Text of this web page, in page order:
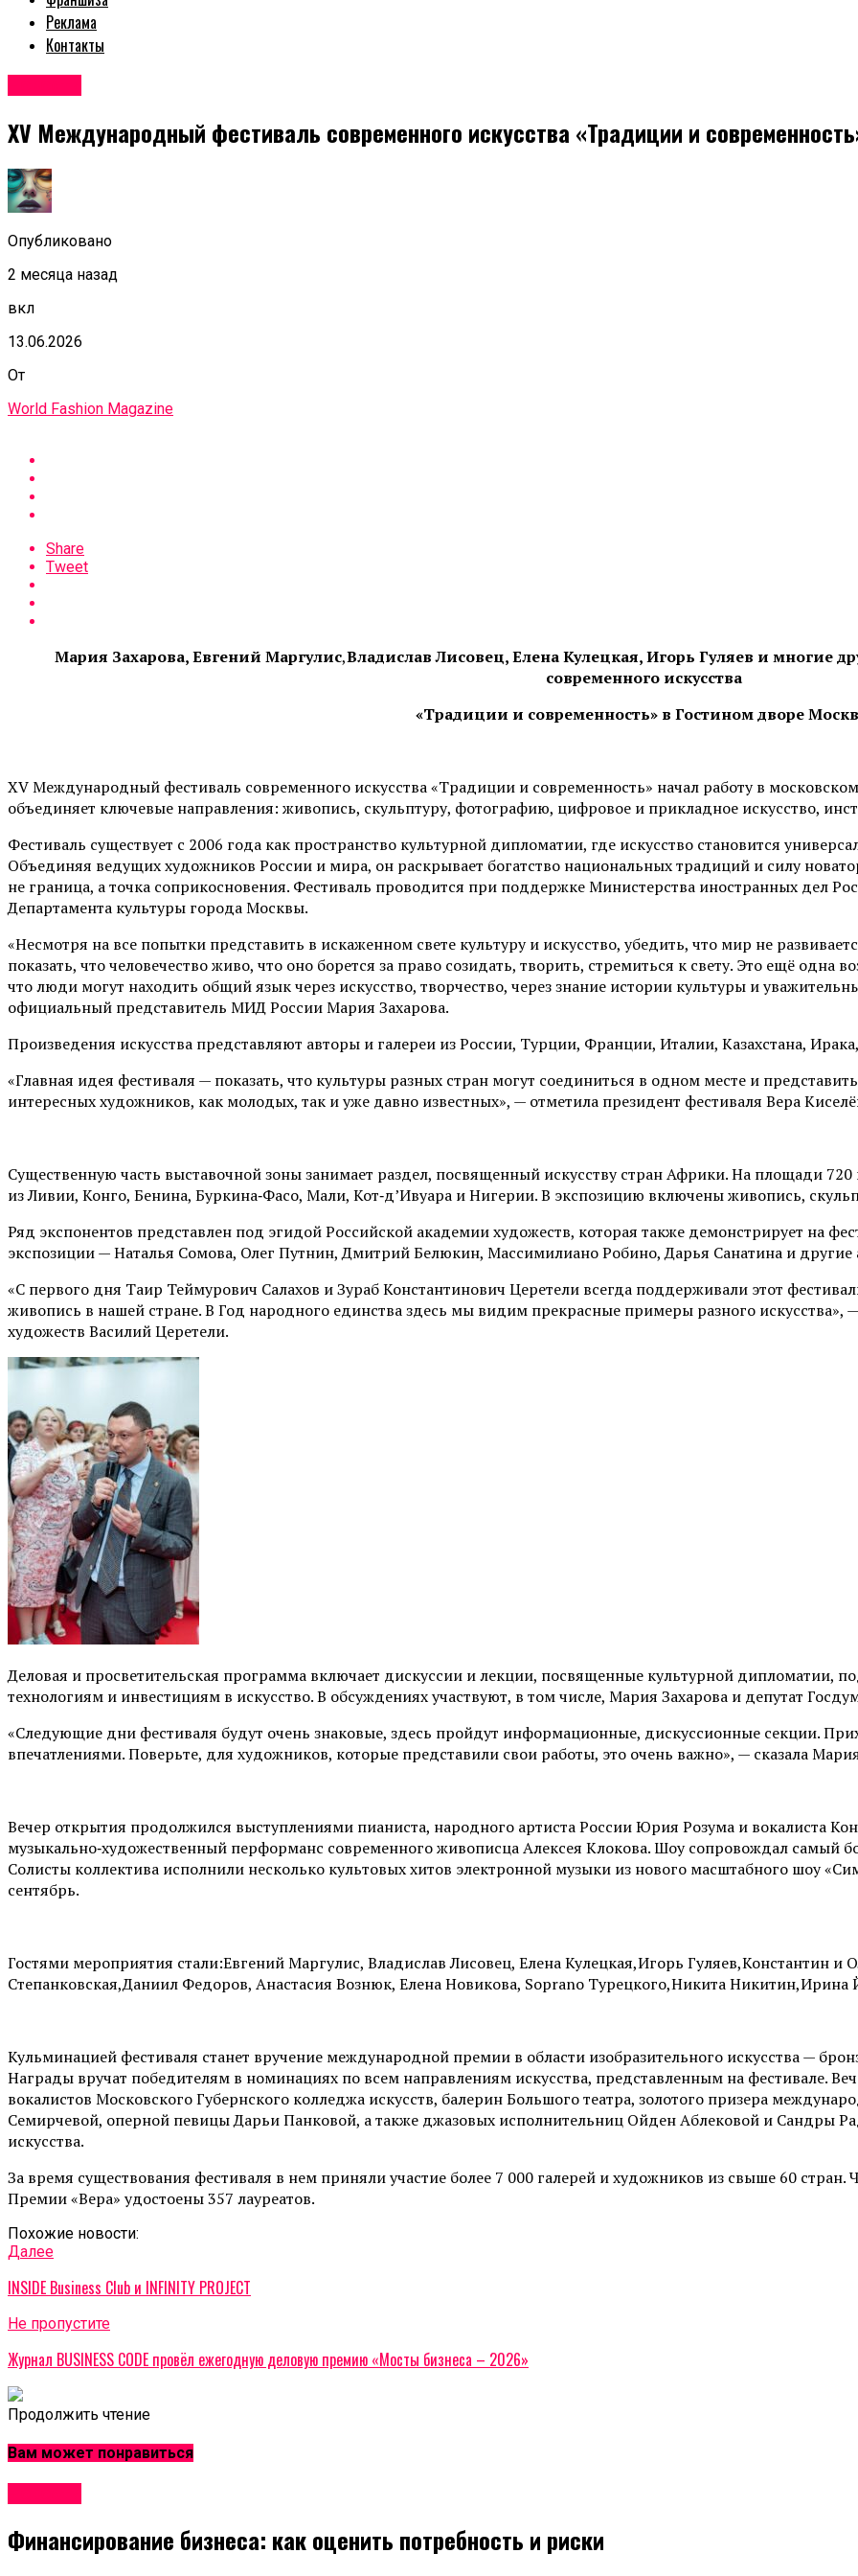
Реклама
Контакты
XV Международный фестиваль современного искусства «Традиции и
Опубликовано
2 месяца назад
вкл
13.06.2026
От
World Fashion Magazine
Share
Tweet
Мария Захарова, Евгений Маргулис,Владислав Лисовец, Елена Кулецкая, Игорь Гуляев и многие
современного искусства
«Традиции и современность» в Гостином дворе
XV Международный фестиваль современного искусства «Традиции и современность» начал работу в
объединяет ключевые направления: живопись, скульптуру, фотографию, цифровое и прикладное искусство,
Фестиваль существует с 2006 года как пространство культурной дипломатии, где искусство становится
Объединяя ведущих художников России и мира, он раскрывает богатство национальных традиций и силу
не граница, а точка соприкосновения. Фестиваль проводится при поддержке Министерства иностранных дел
Департамента культуры города Москвы.
«Несмотря на все попытки представить в искаженном свете культуру и искусство, убедить, что мир не
показать, что человечество живо, что оно борется за право созидать, творить, стремиться к свету. Это ещё одна
что люди могут находить общий язык через искусство, творчество, через знание истории культуры и
официальный представитель МИД России Мария Захарова.
Произведения искусства представляют авторы и галереи из России, Турции, Франции, Италии, Казахстана,
«Главная идея фестиваля — показать, что культуры разных стран могут соединиться в одном месте и
интересных художников, как молодых, так и уже давно известных», — отметила президент фестиваля Вера
Существенную часть выставочной зоны занимает раздел, посвященный искусству стран Африки. На площади
из Ливии, Конго, Бенина, Буркина‑Фасо, Мали, Кот‑д’Ивуара и Нигерии. В экспозицию включены живопись,
Ряд экспонентов представлен под эгидой Российской академии художеств, которая также демонстрирует на
экспозиции — Наталья Сомова, Олег Путнин, Дмитрий Белюкин, Массимилиано Робино, Дарья Санатина и другие
«С первого дня Таир Теймурович Салахов и Зураб Константинович Церетели всегда поддерживали этот
живопись в нашей стране. В Год народного единства здесь мы видим прекрасные примеры разного искусства»,
художеств Василий Церетели.
Деловая и просветительская программа включает дискуссии и лекции, посвященные культурной дипломатии,
технологиям и инвестициям в искусство. В обсуждениях участвуют, в том числе, Мария Захарова и депутат
«Следующие дни фестиваля будут очень знаковые, здесь пройдут информационные, дискуссионные секции.
впечатлениями. Поверьте, для художников, которые представили свои работы, это очень важно», — сказала
Вечер открытия продолжился выступлениями пианиста, народного артиста России Юрия Розума и вокалиста
музыкально‑художественный перформанс современного живописца Алексея Клокова. Шоу сопровождал самый
Солисты коллектива исполнили несколько культовых хитов электронной музыки из нового масштабного шоу
сентябрь.
Гостями мероприятия стали:Евгений Маргулис, Владислав Лисовец, Елена Кулецкая,Игорь Гуляев,Константин и
Степанковская,Даниил Федоров, Анастасия Вознюк, Елена Новикова, Soprano Турецкого,Никита
Кульминацией фестиваля станет вручение международной премии в области изобразительного искусства —
Награды вручат победителям в номинациях по всем направлениям искусства, представленным на фестивале.
вокалистов Московского Губернского колледжа искусств, балерин Большого театра, золотого призера
Семирчевой, оперной певицы Дарьи Панковой, а также джазовых исполнительниц Ойден Аблековой и Сандры
искусства.
За время существования фестиваля в нем приняли участие более 7 000 галерей и художников из свыше 60
Премии «Вера» удостоены 357 лауреатов.
Похожие новости:
Далее
INSIDE Business Club и INFINITY PROJECT
Не пропустите
Журнал BUSINESS CODE провёл ежегодную деловую премию «Мосты бизнеса – 2026»
Продолжить чтение
Вам может понравиться
Финансирование бизнеса: как оценить потребность и риски